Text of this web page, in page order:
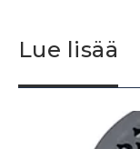
Lue lisää